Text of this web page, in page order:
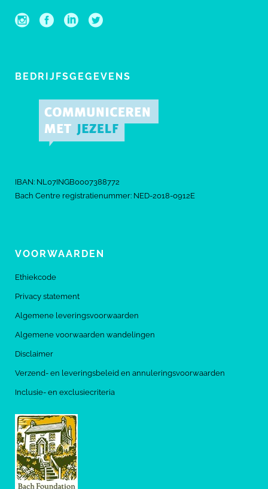
BEDRIJFSGEGEVENS
IBAN: NL07INGB0007388772
Bach Centre registratienummer: NED-2018-0912E
VOORWAARDEN
Ethiekcode
Privacy statement
Algemene leveringsvoorwaarden
Algemene voorwaarden wandelingen
Disclaimer
Verzend- en leveringsbeleid en annuleringsvoorwaarden
Inclusie- en exclusiecriteria